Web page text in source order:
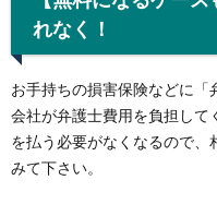
れなく！
お手持ちの損害保険などに
会社が弁護士費用を負担して
を払う必要がなくなるので
みて下さい。